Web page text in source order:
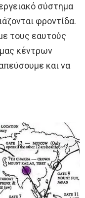
σύστημα
φροντίδα.
τους εαυτούς
κέντρων
και να